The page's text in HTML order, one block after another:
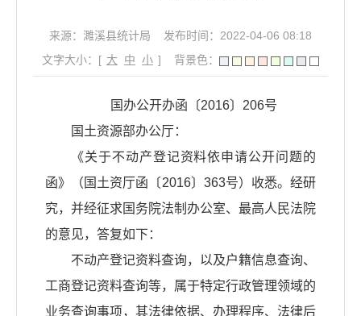
来源：濉溪县统计局
发布时间：2022-04-06 08:18
文字大小：[ 大 中 小 ] 背景色：
国办公开办函〔2016〕206号
国土资源部办公厅：
《关于不动产登记资料依申请公开问题的
函》（国土资厅函〔2016〕363号）收悉。经研
究，并经征求国务院法制办公室、最高人民法院
的意见，答复如下：
不动产登记资料查询，以及户籍信息查询、
工商登记资料查询等，属于特定行政管理领域的
业务查询事项，其法律依据、办理程序、法律后